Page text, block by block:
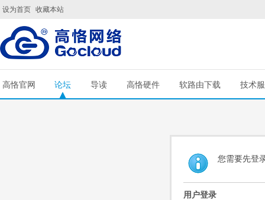
设为首页 收藏本站
高恪官网 论坛 导读 高恪硬件 软路由下载 技术
您需要先登
用户登录